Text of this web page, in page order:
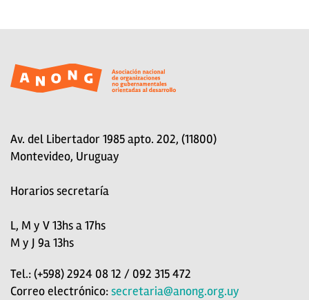
Av. del Libertador 1985 apto. 202, (11800)
Montevideo, Uruguay
Horarios secretaría
L, M y V 13hs a 17hs
M y J 9a 13hs
Tel.: (+598) 2924 08 12 / 092 315 472
Correo electrónico:secretaria@anong.org.uy